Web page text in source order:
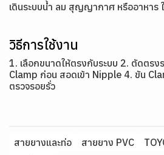
เดินระบบน้ำ ลม สุญญากาศ หรืออาหาร
วิธีการใช้งาน
1. เลือกขนาดให้ตรงกับระบบ 2. ตัดตรง
Clamp ก่อน สอดเข้า Nipple 4. ขัน
ตรวจรอยรั่ว
สายยางและท่อ สายยาง PVC